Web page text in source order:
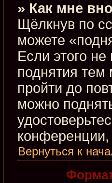
» Как мне
Щёлкнув по
можете
Если этого не
поднятия тем
пройти до
можно
конференции,
Вернуться к